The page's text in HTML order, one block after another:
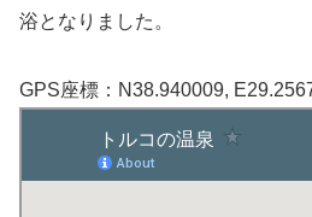
浴となりました。
GPS座標：N38.940009,